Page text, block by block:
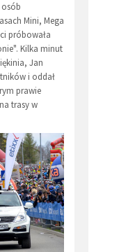
osób
Mini, Mega
próbowała
Kilka minut
Jan
i oddał
prawie
trasy w